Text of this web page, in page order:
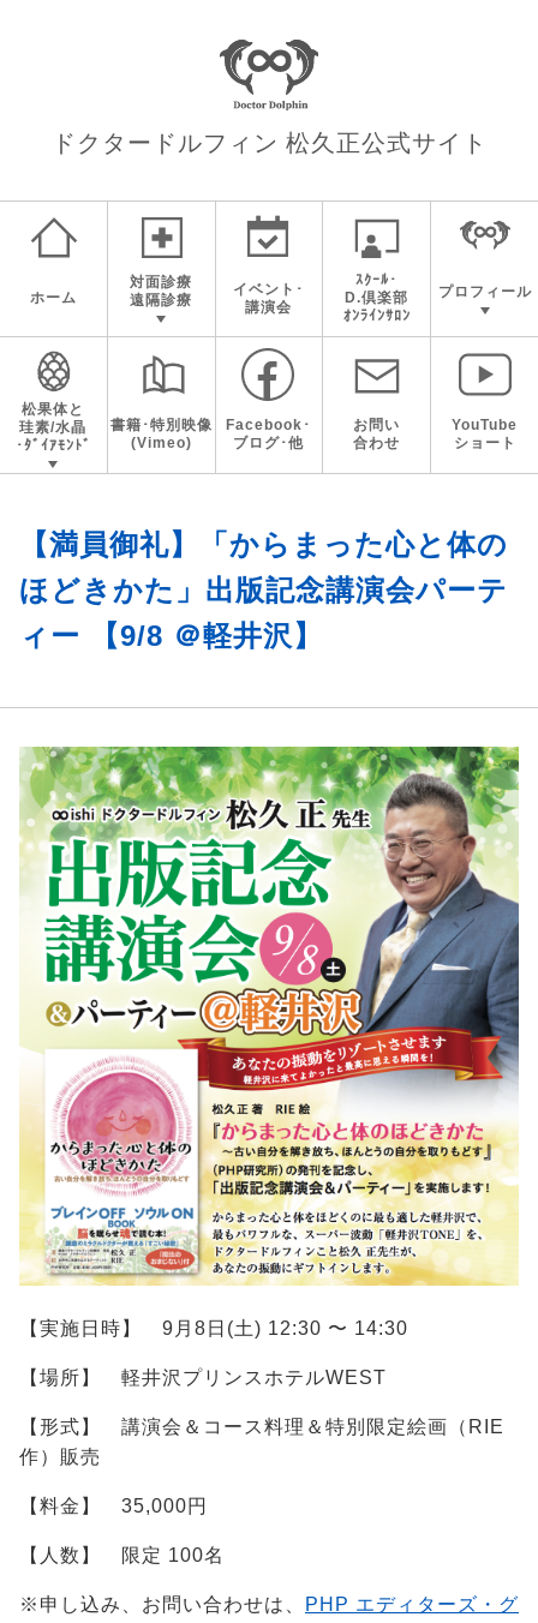
ドクタードルフィン 松久正公式サイト
ホーム
対面診療
遠隔診療
イベント･
講演会
ｽｸｰﾙ･
D.倶楽部
ｵﾝﾗｲﾝｻﾛﾝ
プロフィール
松果体と
珪素/水晶
･ﾀﾞｲｱﾓﾝﾄﾞ
書籍･特別映像
(Vimeo)
Facebook･
ブログ･他
お問い
合わせ
YouTube
ショート
【満員御礼】「からまった心と体の
ほどきかた」出版記念講演会パーテ
ィー 【9/8 ＠軽井沢】
【実施日時】 9月8日(土) 12:30 〜 14:30
【場所】 軽井沢プリンスホテルWEST
【形式】 講演会＆コース料理＆特別限定絵画（RIE
作）販売
【料金】 35,000円
【人数】 限定 100名
※申し込み、お問い合わせは、
PHP エディターズ・グ